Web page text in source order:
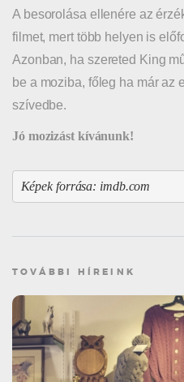
A besorolása ellenére az
filmet, mert több helyen is
Azonban, ha szereted King
be a moziba, főleg ha már az
szívedbe.
Jó mozizást kívánunk!
Képek forrása: imdb.com
TOVÁBBI HÍREINK